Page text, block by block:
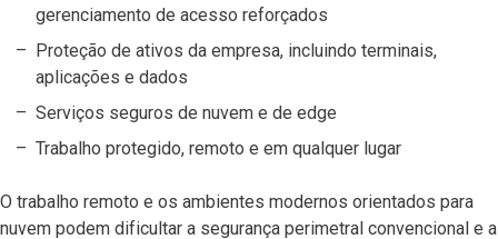
gerenciamento de acesso reforçados
Proteção de ativos da empresa, incluindo terminais,
aplicações e dados
Serviços seguros de nuvem e de edge
Trabalho protegido, remoto e em qualquer lugar
O trabalho remoto e os ambientes modernos orientados para
nuvem podem dificultar a segurança perimetral convencional e a